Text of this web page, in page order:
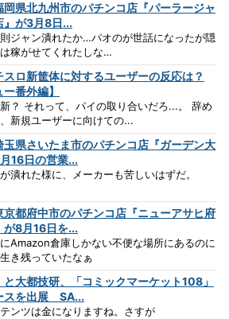
岡県北九州市のパチンコ店『パーラージャ
』が3月8日...
ジャン潰れたか…パオのが世話になったが隠
稼がせてくれたしな…
スロ新筐体に対するユーザーの反応は？
ー番外編】
？ それって、パイの取り合いだろ...。 辞め
新規ユーザーに向けての...
玉県さいたま市のパチンコ店『ガーデン大
16日の営業...
潰れた様に、メーカーも苦しいはずだ。
京都府中市のパチンコ店『ニューアサヒ府
が8月16日を...
Amazon倉庫しかない不便な場所にあるのに
き残っていたなぁ
大都技研、「コミックマーケット108」
スを出展 SA...
ンツは金になりますね。さすが